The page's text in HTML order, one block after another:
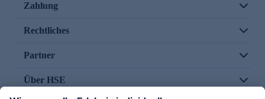
Zahlung
Rechtliches
Partner
Über HSE